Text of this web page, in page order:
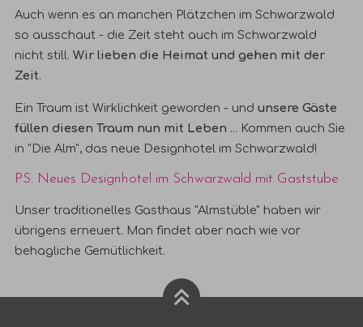
Auch wenn es an manchen Plätzchen im Schwarzwald
so ausschaut - die Zeit steht auch im Schwarzwald
nicht still.Wir lieben die Heimat und gehen mit der
Zeit.
Ein Traum ist Wirklichkeit geworden - undunsere Gäste
füllen diesen Traum nun mit Leben ... Kommen auch Sie
in "Die Alm", das neue Designhotel im Schwarzwald!
PS: Neues Designhotel im Schwarzwald mit Gaststube
Unser traditionelles Gasthaus "Almstüble" haben wir
übrigens erneuert. Man findet aber nach wie vor
behagliche Gemütlichkeit.